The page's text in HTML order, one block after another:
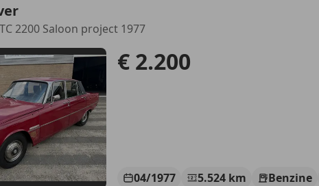
2200 Saloon project 1977
€ 2.200
04/1977 5.524 km Benzine